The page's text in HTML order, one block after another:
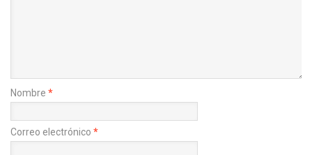
Nombre *
Correo electrónico *